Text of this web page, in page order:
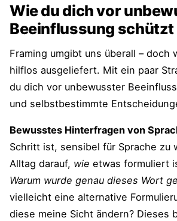
Wie du dich vor
Beeinflussung schützt
Framing umgibt uns überall – doch
hilflos ausgeliefert. Mit ein paar
du dich vor unbewusster
und selbstbestimmte
Bewusstes Hinterfragen von
Schritt ist, sensibel für Sprache zu
Alltag darauf, wie etwas formuliert
Warum wurde genau dieses Wort
vielleicht eine alternative
diese meine Sicht ändern? Dieses